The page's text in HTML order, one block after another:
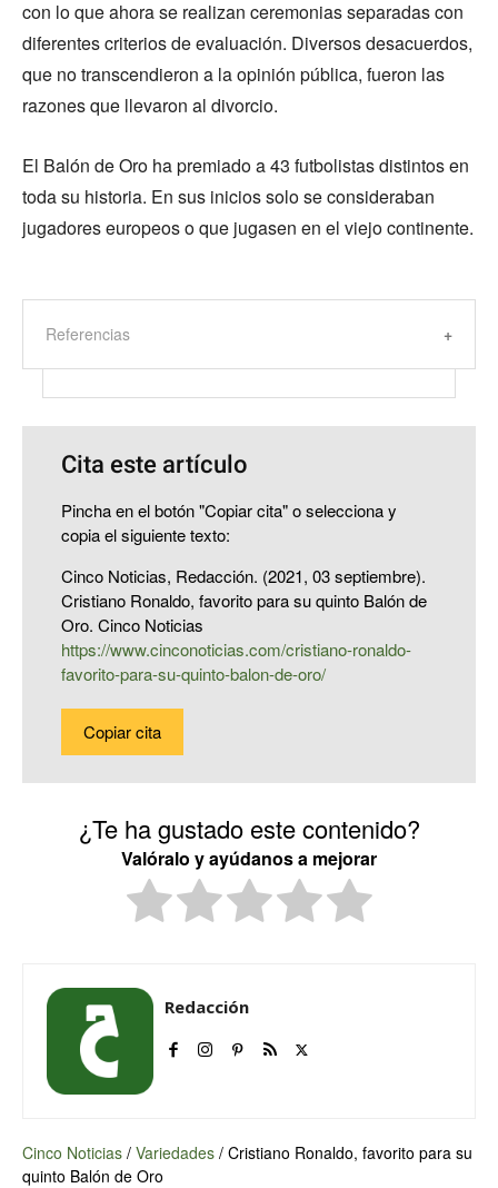
con lo que ahora se realizan ceremonias separadas con
diferentes criterios de evaluación. Diversos desacuerdos,
que no transcendieron a la opinión pública, fueron las
razones que llevaron al divorcio.
El Balón de Oro ha premiado a 43 futbolistas distintos en
toda su historia. En sus inicios solo se consideraban
jugadores europeos o que jugasen en el viejo continente.
Referencias
Cita este artículo
Pincha en el botón "Copiar cita" o selecciona y
copia el siguiente texto:
Cinco Noticias, Redacción. (2021, 03 septiembre).
Cristiano Ronaldo, favorito para su quinto Balón de
Oro. Cinco Noticias
https://www.cinconoticias.com/cristiano-ronaldo-
favorito-para-su-quinto-balon-de-oro/
Copiar cita
¿Te ha gustado este contenido?
Valóralo y ayúdanos a mejorar
Redacción
Cinco Noticias / Variedades / Cristiano Ronaldo, favorito para su
quinto Balón de Oro